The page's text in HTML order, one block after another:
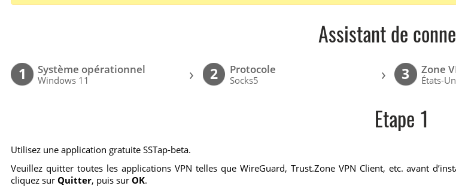
Assistant de
1 Système opérationnel
Windows 11 › 2 Protocole
Socks5 › 3 Zone
États-
Etape 1
Utilisez une application gratuite SSTap-beta.
Veuillez quitter toutes les applications VPN telles que WireGuard, Trust.Zone VPN Client, etc. avant
cliquez surQuitter, puis surOK.